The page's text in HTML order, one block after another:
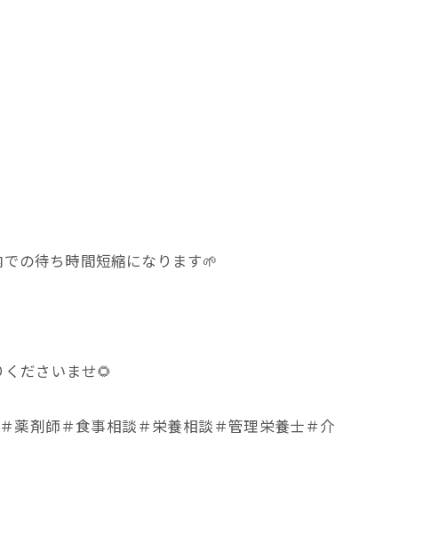
の待ち時間短縮になります🌱
ださいませ🌻
剤師＃食事相談＃栄養相談＃管理栄養士＃介